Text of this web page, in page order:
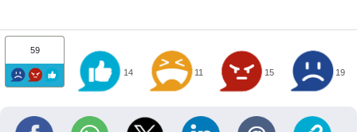
59
14 11 15 19